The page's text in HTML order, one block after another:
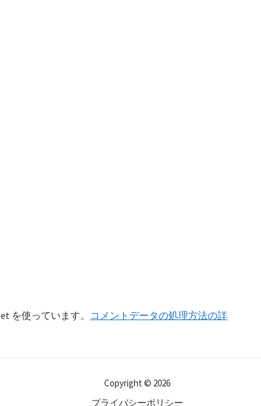
を使っています。 コメントデータの処理方法の詳
Copyright © 2026
プライバシーポリシー